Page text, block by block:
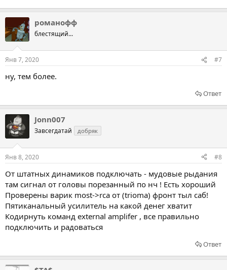
романофф
блестящий...
Янв 7, 2020 #7
ну, тем более.
Ответ
Jonn007
Завсегдатай добряк
Янв 8, 2020 #8
От штатных динамиков подключать - мудовые рыдания
там сигнал от головы порезанный по нч ! Есть хороший
Проверены варик most->rca от (trioma) фронт тыл саб!
Пятиканальный усилитель на какой денег хватит
Кодирнуть команд external amplifer , все правильно
подключить и радоваться
Ответ